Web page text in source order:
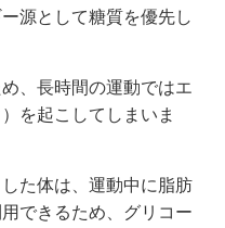
源として糖質を優先し
、長時間の運動ではエ
を起こしてしまいま
た体は、運動中に脂肪
できるため、グリコー